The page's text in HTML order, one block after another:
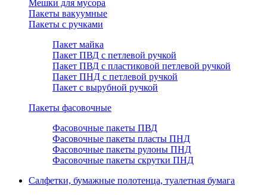
Мешки для мусора
Пакеты вакуумные
Пакеты с ручками
Пакет майка
Пакет ПВД с петлевой ручкой
Пакет ПВД с пластиковой петлевой ручкой
Пакет ПНД с петлевой ручкой
Пакет с вырубной ручкой
Пакеты фасовочные
Фасовочные пакеты ПВД
Фасовочные пакеты пласты ПНД
Фасовочные пакеты рулоны ПНД
Фасовочные пакеты скрутки ПНД
Салфетки, бумажные полотенца, туалетная бумага